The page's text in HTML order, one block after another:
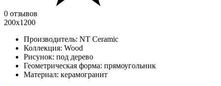
0 отзывов
200x1200
Производитель: NT Ceramic
Коллекция: Wood
Рисунок: под дерево
Геометрическая форма: прямоугольник
Материал: керамогранит